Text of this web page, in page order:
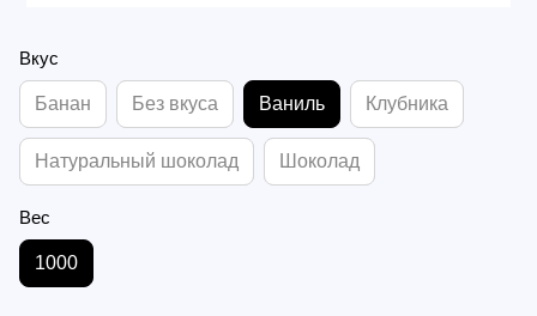
Вкус
Банан Без вкуса Ваниль Клубника
Натуральный шоколад Шоколад
Вес
1000